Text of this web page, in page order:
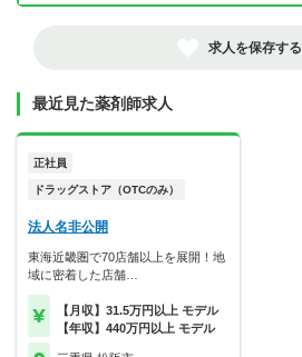
求人を保存する
最近見た薬剤師求人
正社員
ドラッグストア（OTCのみ）
法人名非公開
東海近畿圏で70店舗以上を展開！地
域に密着した店舗…
【月収】31.5万円以上 モデル
【年収】440万円以上 モデル